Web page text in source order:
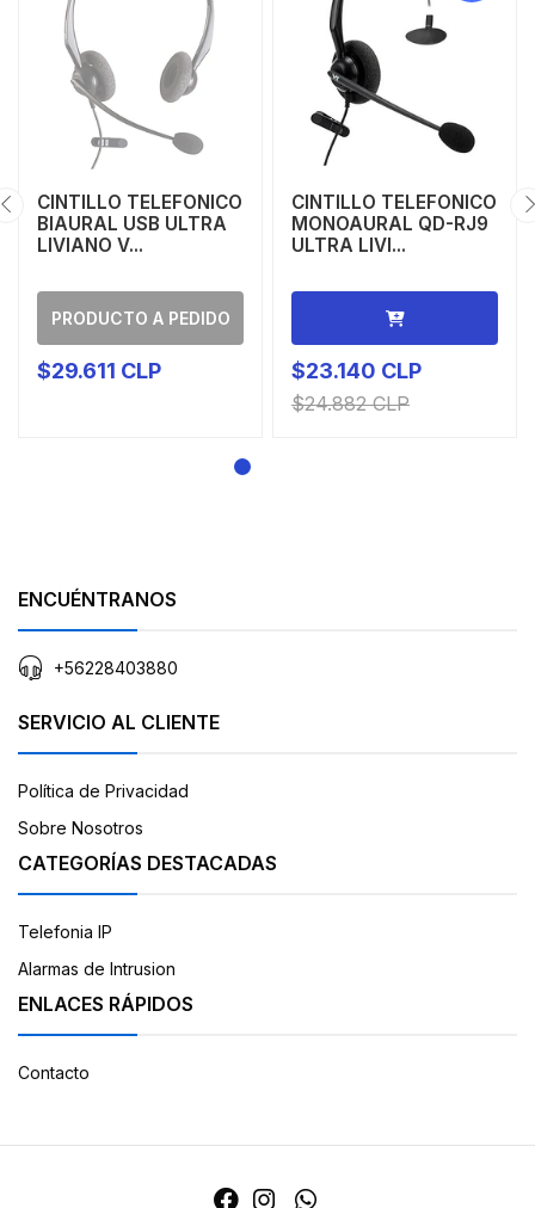
CINTILLO TELEFONICO
BIAURAL USB ULTRA
LIVIANO V...
PRODUCTO A PEDIDO
$29.611 CLP
CINTILLO TELEFONICO
MONOAURAL QD-RJ9
ULTRA LIVI...
$23.140 CLP
$24.882 CLP
ENCUÉNTRANOS
+56228403880
SERVICIO AL CLIENTE
Política de Privacidad
Sobre Nosotros
CATEGORÍAS DESTACADAS
Telefonia IP
Alarmas de Intrusion
ENLACES RÁPIDOS
Contacto